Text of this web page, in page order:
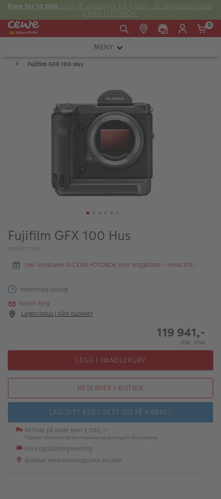
Kjøp for 10 000,- og få verdisjekk på 1 500,- til veggbilder eller
CEWE FOTOBOK!
E-post:
kundeservice@japanphoto.no
0
MENY
KAMERA
FOTOTILBEHØR
Kampanjer
Merker
Lagersalg
Bildeprodukter
Butikkoversikt
Fujifilm GFX 100 Hus
Fujifilm GFX 100 Hus
PIM1073366
Inkl. verdisjekk til CEWE FOTOBOK eller veggbilder! - verdi 379,-
Midlertidig utsolgt
Varsle meg
Lagerstatus i våre butikker
119 941,-
Inkl. MVA
LEGG I HANDLEKURV
RESERVER I BUTIKK
LAG DITT EGET SETT OG FÅ RABATT
Fri frakt på ordre over 2 000,-*
*Gjelder Klimanøytral Servicepakke og levering til våre butikker
Rask og pålitelig levering
Butikker med kunnskapsrike ansatte